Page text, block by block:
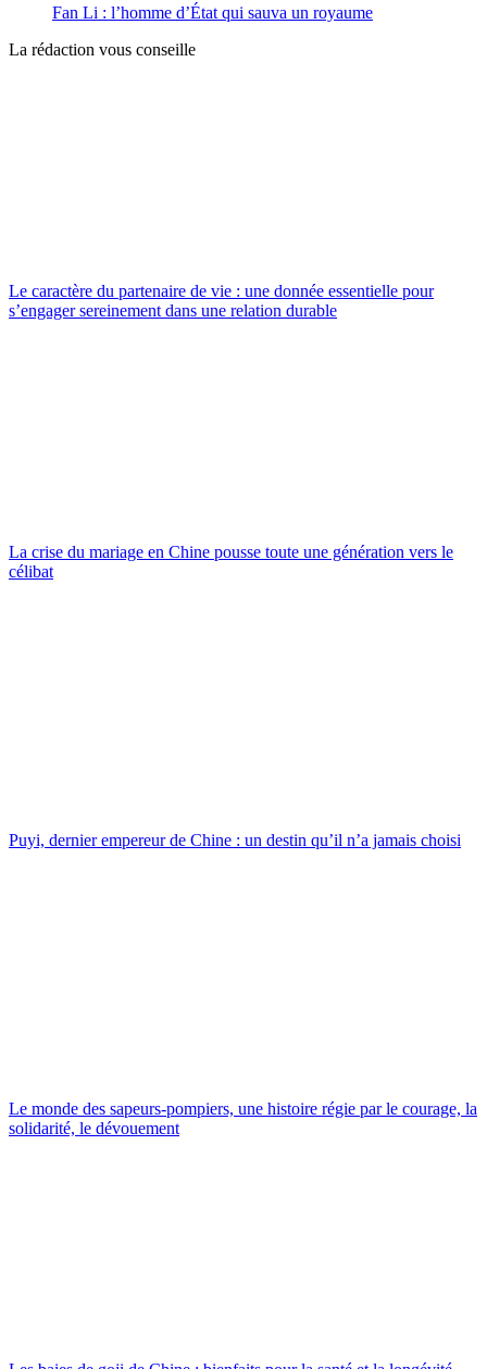
Fan Li : l’homme d’État qui sauva un royaume
La rédaction vous conseille
Le caractère du partenaire de vie : une donnée essentielle pour
s’engager sereinement dans une relation durable
La crise du mariage en Chine pousse toute une génération vers le
célibat
Puyi, dernier empereur de Chine : un destin qu’il n’a jamais choisi
Le monde des sapeurs-pompiers, une histoire régie par le courage, la
solidarité, le dévouement